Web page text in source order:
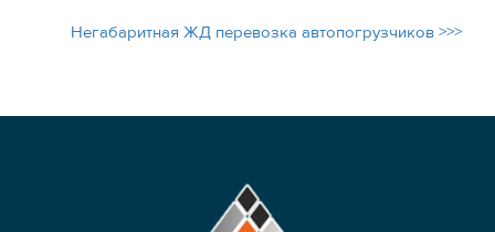
Негабаритная ЖД перевозка автопогрузчиков >>>